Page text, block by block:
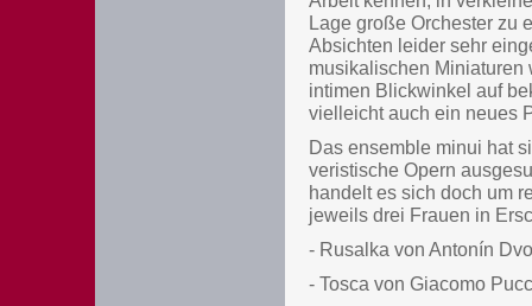
Lage große Orchester zu
Absichten leider sehr
musikalischen
intimen Blickwinkel auf
vielleicht auch ein neues
Das ensemble minui hat
veristische Opern
handelt es sich doch um
jeweils drei Frauen in
- Rusalka von Antonín
- Tosca von Giacomo